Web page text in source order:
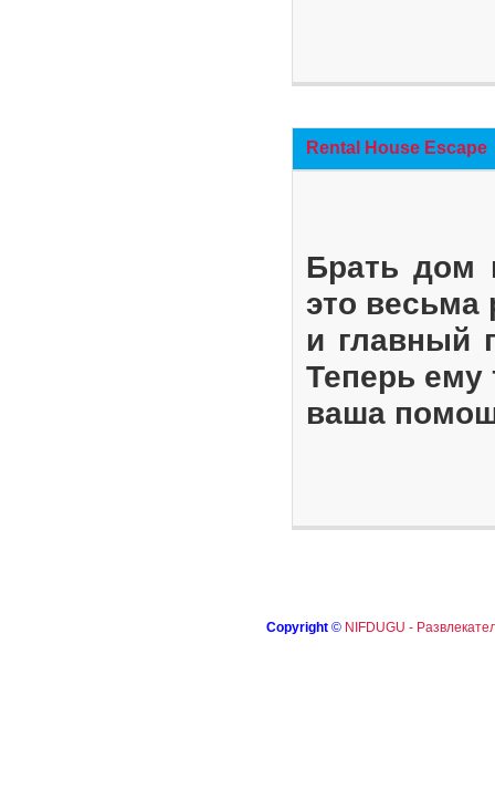
Rental House Escape
Брать дом
это весьма
и главный
Теперь ему
ваша
Copyright © NIFDUGU -